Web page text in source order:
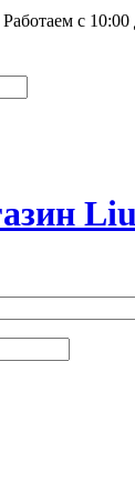
Работаем с 10:00